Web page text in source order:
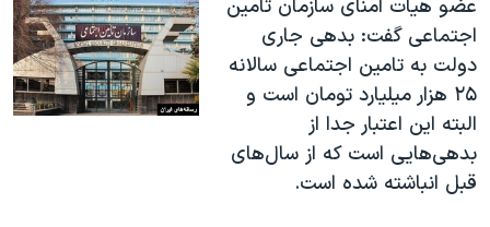
عضو هیات امنای سازمان تامین
اجتماعی گفت: بدهی جاری
دولت به تامین اجتماعی سالانه
۲۵ هزار میلیارد تومان است و
البته این اعتبار جدا از
بدهی‌هایی است که از سال‌های
قبل انباشته شده است.